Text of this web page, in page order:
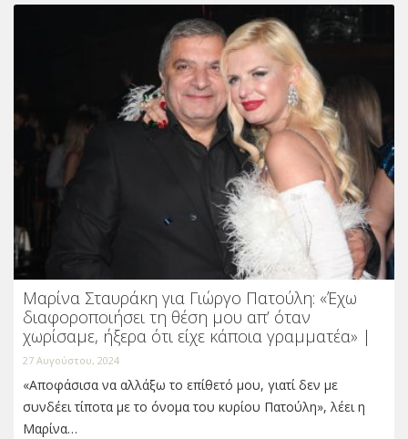
Μαρίνα Σταυράκη για Γιώργο Πατούλη: «Έχω
διαφοροποιήσει τη θέση μου απ’ όταν
χωρίσαμε, ήξερα ότι είχε κάποια γραμματέα» |
27 Αυγούστου, 2024
«Αποφάσισα να αλλάξω το επίθετό μου, γιατί δεν με
συνδέει τίποτα με το όνομα του κυρίου Πατούλη», λέει η
Μαρίνα…